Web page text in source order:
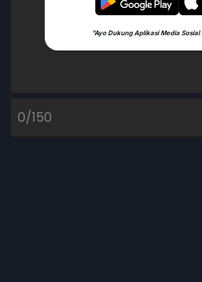
"Ayo Dukung Aplikasi Media
0/150